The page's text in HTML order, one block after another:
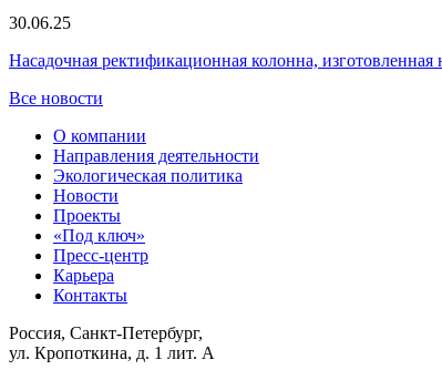
30.06.25
Насадочная ректификационная колонна,
Все новости
О компании
Направления деятельности
Экологическая политика
Новости
Проекты
«Под ключ»
Пресс-центр
Карьера
Контакты
Россия, Санкт-Петербург,
ул. Кропоткина, д. 1 лит. А